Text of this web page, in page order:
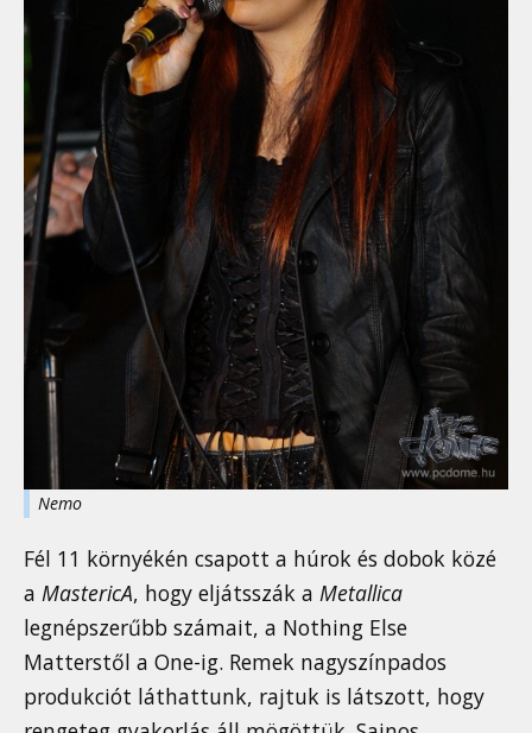
Nemo
Fél 11 környékén csapott a húrok és dobok közé
a MastericA, hogy eljátsszák a Metallica
legnépszerűbb számait, a Nothing Else
Matterstől a One-ig. Remek nagyszínpados
produkciót láthattunk, rajtuk is látszott, hogy